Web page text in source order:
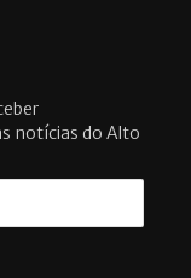
notícias do Alto